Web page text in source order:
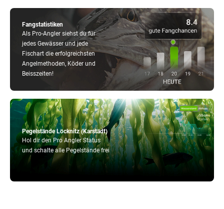
Pegelstände Löcknitz (Karstädt)
Hol dir den Pro Angler Status
und schalte alle Pegelstände frei
Fangstatistiken
Als Pro-Angler siehst du für
jedes Gewässer und jede
Fischart die erfolgreichsten
Angelmethoden, Köder und
Beisszeiten!